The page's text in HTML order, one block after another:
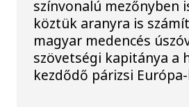
színvonalú mezőnyben
köztük aranyra is
magyar medencés
szövetségi kapitánya a
kezdődő párizsi